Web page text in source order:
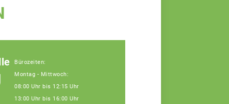
Bürozeiten:
Montag - Mittwoch:
08:00 Uhr bis 12:15 Uhr
13:00 Uhr bis 16:00 Uhr